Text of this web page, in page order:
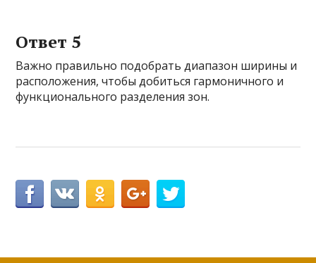
Ответ 5
Важно правильно подобрать диапазон ширины и
расположения, чтобы добиться гармоничного и
функционального разделения зон.